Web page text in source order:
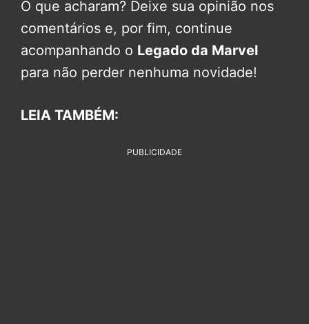
O que acharam? Deixe sua opinião nos
comentários e, por fim, continue
acompanhando o Legado da Marvel
para não perder nenhuma novidade!
LEIA TAMBÉM:
PUBLICIDADE